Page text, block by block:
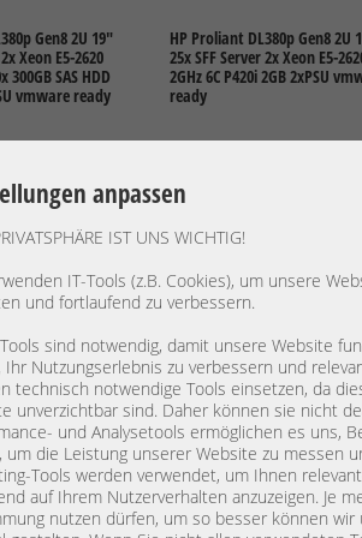
anpassen
IST UNS WICHTIG!
IT-Tools (z.B. Cookies), um unsere
und fortlaufend zu verbessern.
sind notwendig, damit unsere Website
Ihr Nutzungserlebnis zu verbessern und
technisch notwendige Tools einsetzen, da
unverzichtbar sind. Daher können sie nicht
und Analysetools ermöglichen es uns,
um die Leistung unserer Website zu messen
Tools werden verwendet, um Ihnen
auf Ihrem Nutzerverhalten anzuzeigen. Je
nutzen dürfen, um so besser können wir
Gen8 2U 19"
Xeon E5-2620
300GB SAS HDD
vmware ready
DETAILS
877,06 €
HP Proliant DL380p Gen8 2U
25x SFF Server 2x Xeon E5-
2GHz 6C P420i 2GB 2xPSU
ready
569,70 €
Preis exkl. MwSt.: 478,74 €
exkl.Versandkosten
Gen8 2U 19"
Xeon E5-2670
300GB SAS HDD
HP Proliant DL380p Gen8 2U
25x SFF Server 2x Xeon E5-
2.6GHz 8C P420i 2GB 2xPSU